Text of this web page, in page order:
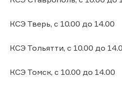
КСЭ Тверь, с 10.00 до 14.00
КСЭ Тольятти, с 10.00 до
КСЭ Томск, с 10.00 до 14.00